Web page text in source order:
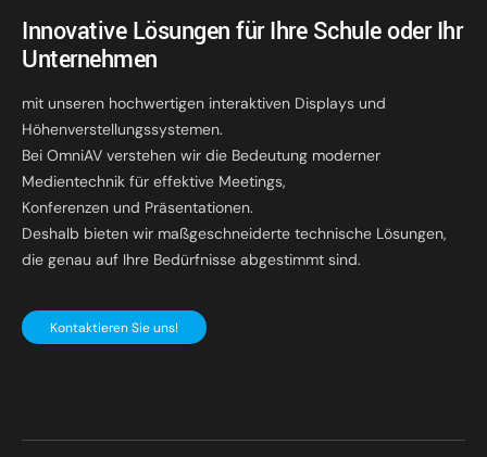
Innovative Lösungen für Ihre Schule oder Ihr
Unternehmen
mit unseren hochwertigen interaktiven Displays und
Höhenverstellungssystemen.
Bei OmniAV verstehen wir die Bedeutung moderner
Medientechnik für effektive Meetings,
Konferenzen und Präsentationen.
Deshalb bieten wir maßgeschneiderte technische Lösungen,
die genau auf Ihre Bedürfnisse abgestimmt sind.
Kontaktieren Sie uns!